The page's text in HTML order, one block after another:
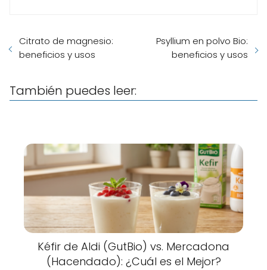
Citrato de magnesio:
beneficios y usos
Psyllium en polvo Bio:
beneficios y usos
También puedes leer:
Kéfir de Aldi (GutBio) vs. Mercadona
(Hacendado): ¿Cuál es el Mejor?